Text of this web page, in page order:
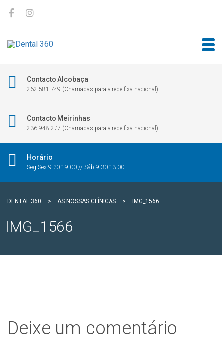
Contacto Alcobaça
262 581 749 (Chamadas para a rede fixa nacional)
Contacto Meirinhas
236 948 277 (Chamadas para a rede fixa nacional)
Horário
Seg-Sex 9:30-19.00 // Sáb 9:30-13.00
DENTAL 360 > AS NOSSAS CLÍNICAS > IMG_1566
IMG_1566
Deixe um comentário